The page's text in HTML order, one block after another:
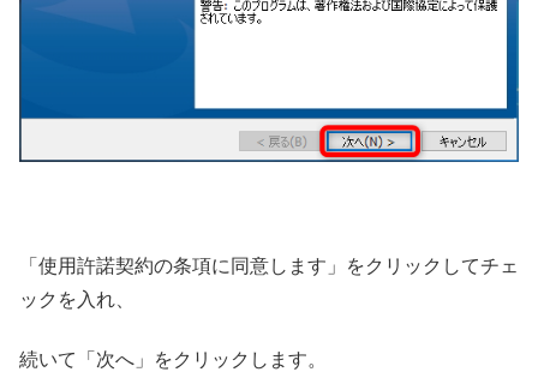
「使用許諾契約の条項に同意します」をクリックしてチェ
ックを入れ、
続いて「次へ」をクリックします。